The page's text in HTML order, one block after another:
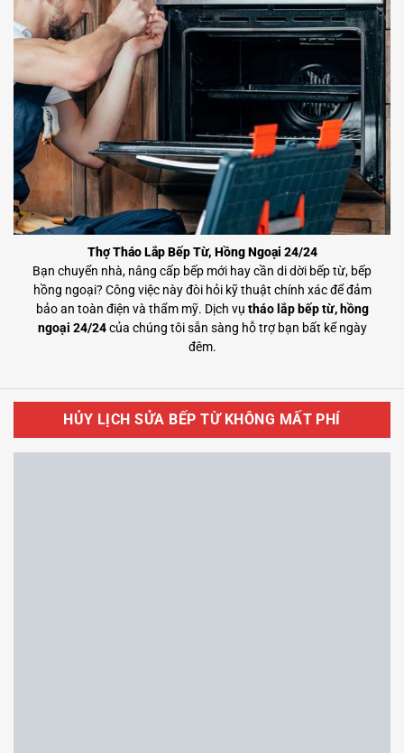
Thợ Tháo Lắp Bếp Từ, Hồng Ngoại 24/24
Bạn chuyển nhà, nâng cấp bếp mới hay cần di dời bếp từ, bếp
hồng ngoại? Công việc này đòi hỏi kỹ thuật chính xác để đảm
bảo an toàn điện và thẩm mỹ. Dịch vụ tháo lắp bếp từ, hồng
ngoại 24/24của chúng tôi sẵn sàng hỗ trợ bạn bất kể ngày
đêm.
HỦY LỊCH SỬA BẾP TỪ KHÔNG MẤT PHÍ